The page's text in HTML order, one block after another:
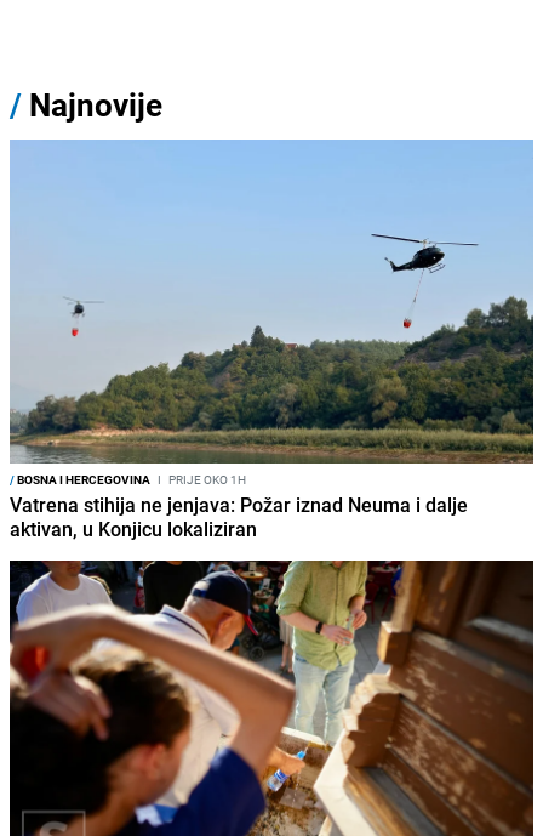
/ Najnovije
/BOSNA I HERCEGOVINA I PRIJE OKO 1H
Vatrena stihija ne jenjava: Požar iznad Neuma i dalje
aktivan, u Konjicu lokaliziran